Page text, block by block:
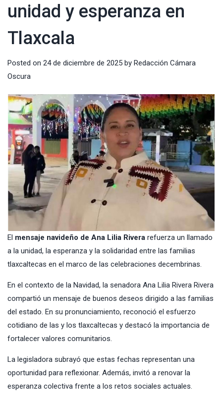
unidad y esperanza en
Tlaxcala
Posted on 24 de diciembre de 2025 by Redacción Cámara
Oscura
El mensaje navideño de Ana Lilia Rivera refuerza un llamado
a la unidad, la esperanza y la solidaridad entre las familias
tlaxcaltecas en el marco de las celebraciones decembrinas.
En el contexto de la Navidad, la senadora Ana Lilia Rivera Rivera
compartió un mensaje de buenos deseos dirigido a las familias
del estado. En su pronunciamiento, reconoció el esfuerzo
cotidiano de las y los tlaxcaltecas y destacó la importancia de
fortalecer valores comunitarios.
La legisladora subrayó que estas fechas representan una
oportunidad para reflexionar. Además, invitó a renovar la
esperanza colectiva frente a los retos sociales actuales.